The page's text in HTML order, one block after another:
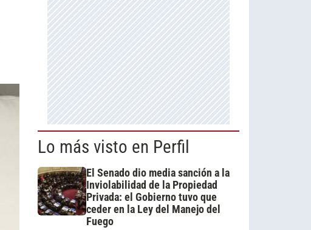
Lo más visto en Perfil
El Senado dio media sanción a la
Inviolabilidad de la Propiedad
Privada: el Gobierno tuvo que
ceder en la Ley del Manejo del
Fuego